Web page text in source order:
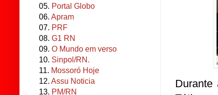
Durante
05. Portal Globo
06. Apram
07. PRF
08. G1 RN
09. O Mundo em verso
10. Sinpol/RN.
11. Mossoró Hoje
12. Assu Noticia
13. PM/RN